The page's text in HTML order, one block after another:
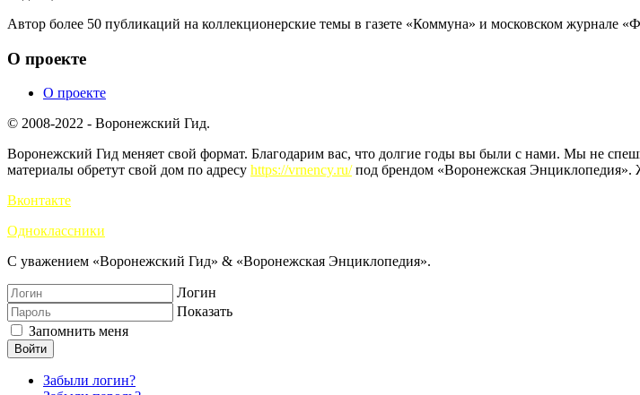
Автор более 50 публикаций на коллекционерские темы в газете «Коммуна» и московском журнале
О проекте
О проекте
© 2008-2022 - Воронежский Гид.
Воронежский Гид меняет свой формат. Благодарим вас, что долгие годы вы были с нами. Мы не
материалы обретут свой дом по адресу https://vrnency.ru/под брендом «Воронежская Энциклопедия».
Вконтакте
Одноклассники
С уважением «Воронежский Гид» & «Воронежская Энциклопедия».
Логин
Показать
Запомнить меня
Войти
Забыли логин?